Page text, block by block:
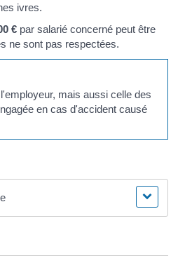
ivres.
€par salarié concerné peut être
ne sont pas respectées.
mais aussi celle des
en cas d'accident causé